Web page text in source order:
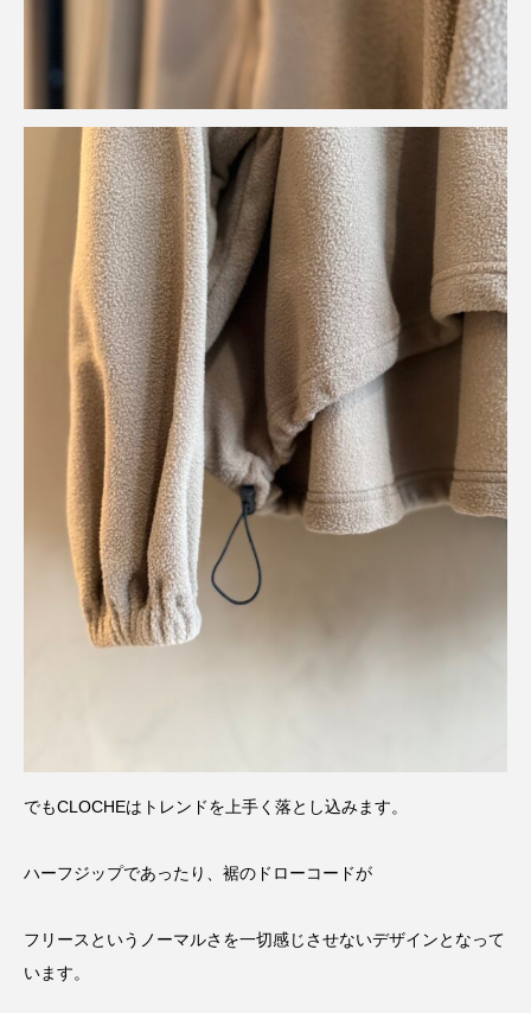
でもCLOCHEはトレンドを上手く落とし込みます。
ハーフジップであったり、裾のドローコードが
フリースというノーマルさを一切感じさせないデザインとなって
います。